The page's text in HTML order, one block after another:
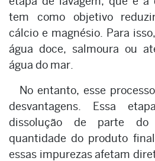
tem como objetivo
cálcio e magnésio. Para
água doce, salmoura ou
água do mar.
No entanto, esse
desvantagens. Essa
dissolução de parte
quantidade do produto
essas impurezas afetam